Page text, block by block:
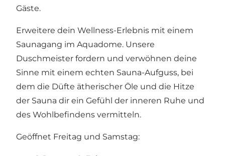
Gäste.
Erweitere dein Wellness-Erlebnis mit einem
Saunagang im Aquadome. Unsere
Duschmeister fordern und verwöhnen deine
Sinne mit einem echten Sauna-Aufguss, bei
dem die Düfte ätherischer Öle und die Hitze
der Sauna dir ein Gefühl der inneren Ruhe und
des Wohlbefindens vermitteln.
Geöffnet Freitag und Samstag: